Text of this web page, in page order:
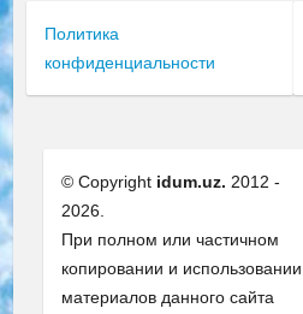
Политика
конфиденциальности
© Copyright idum.uz. 2012 -
2026.
При полном или частичном
копировании и использовании
материалов данного сайта